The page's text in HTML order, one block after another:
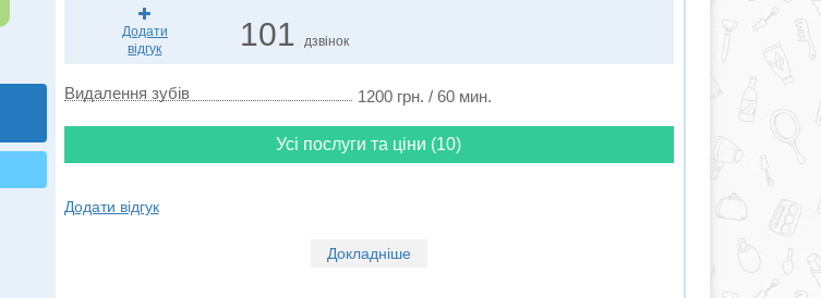
Додати
відгук
101 дзвінок
Видалення зубів 1200 грн. / 60 мин.
Усі послуги та ціни (10)
Додати відгук
Докладніше